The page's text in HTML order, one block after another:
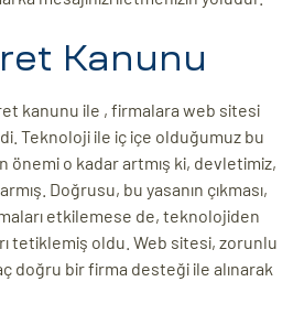
Kanunu
kanunu ile , firmalara web sitesi
Teknoloji ile iç içe olduğumuz bu
önemi o kadar artmış ki, devletimiz,
Doğrusu, bu yasanın çıkması,
etkilemese de, teknolojiden
tetiklemiş oldu. Web sitesi, zorunlu
doğru bir firma desteği ile alınarak